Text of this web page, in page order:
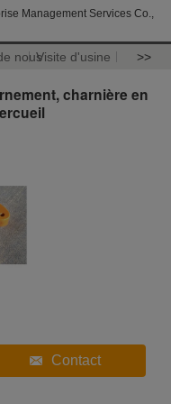
Management Services Co.,
nousVisite d'usine >>
charnière en
Contact